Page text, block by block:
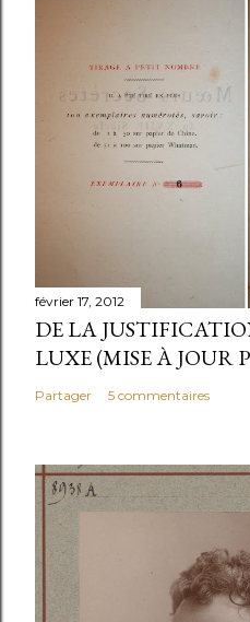
février 17, 2012
DE LA
LUXE (MISE À JOUR
Partager 5 commentaires